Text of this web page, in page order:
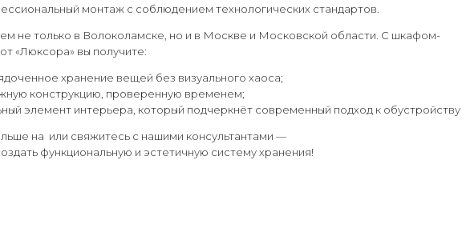
монтаж с соблюдением технологических стандартов.
не только в Волоколамске, но и в Москве и Московской области. С шкафом-
от «Люксора» вы получите:
хранение вещей без визуального хаоса;
конструкцию, проверенную временем;
элемент интерьера, который подчеркнёт современный подход к
на или свяжитесь с нашими консультантами —
функциональную и эстетичную систему хранения!